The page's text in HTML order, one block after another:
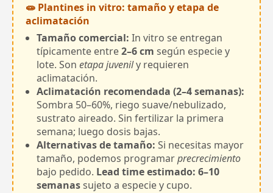
🧫 Plantines in vitro: tamaño y etapa de
aclimatación
Tamaño comercial: In vitro se entregan
típicamente entre2–6 cm según especie y
lote. Son etapa juvenily requieren
aclimatación.
Aclimatación recomendada (2–4 semanas):
Sombra 50–60%, riego suave/nebulizado,
sustrato aireado. Sin fertilizar la primera
semana; luego dosis bajas.
Alternativas de tamaño: Si necesitas mayor
tamaño, podemos programarprecrecimiento
bajo pedido. Lead time estimado: 6–10
semanassujeto a especie y cupo.